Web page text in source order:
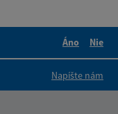
Áno
Nie
Napíšte nám